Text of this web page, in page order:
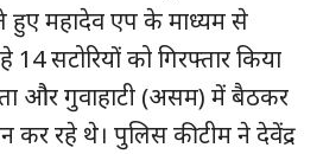
हुए महादेव एप के माध्यम से
सटोरियों को गिरफ्तार किया
और गुवाहाटी (असम) में बैठकर
कर रहे थे। पुलिस की टीम ने देवेंद्र